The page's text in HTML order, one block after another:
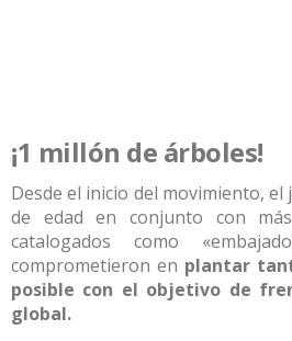
¡1 millón de árboles!
Desde el inicio del movimiento,
de edad en conjunto con
catalogados como
comprometieron en plantar
posible con el objetivo de
global.